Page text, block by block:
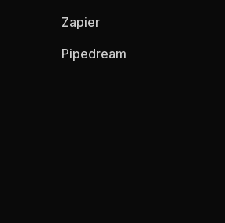
Zapier
Pipedream